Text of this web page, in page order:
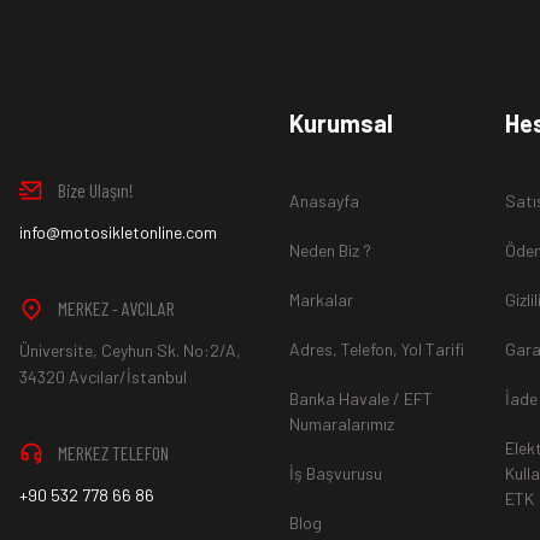
www.MotosikletOnline.com alışveriş sitesinden almış
Aksi durum söz konusu olduğunda
*İade ve Değişim sürecinde ürünlerin "Gönderici Ödemeli”
Ürün mağazamıza ulaştıktan sonra gerekli incelemelerin
hesaba ya da Kredi Kartına "Beş (5) ile On (10) iş günü”
durumlar ilgili bankanız ile yapılan sözleşme yükümlülüğüne
Bize Ulaşın!
info@motosikletonline.com
MERKEZ - AVCILAR
Üniversite, Ceyhun Sk. No:2/A,
34320 Avcılar/İstanbul
MERKEZ TELEFON
+90 532 778 66 86
Kurumsal
Anasayfa
Neden Biz ?
Markalar
Adres, Telefon, Yol Tarifi
Banka Havale / EFT
Numaralarımız
İş Başvurusu
Blog
İade
ETK